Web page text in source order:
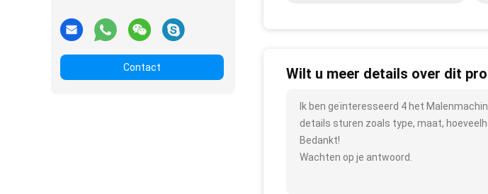
Contact Wilt u meer details over dit
Ik ben geïnteresseerd 4 het
details sturen zoals type, maat,
Bedankt!
Wachten op je antwoord.